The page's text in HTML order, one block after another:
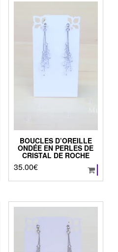
options
peuvent
la
produit
BOUCLES D’OREILLE
ONDÉE EN PERLES DE
CRISTAL DE ROCHE
35.00€